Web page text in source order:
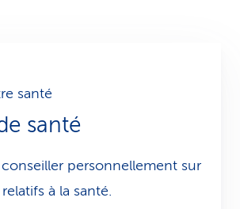
santé
santé
personnellement sur
à la santé.